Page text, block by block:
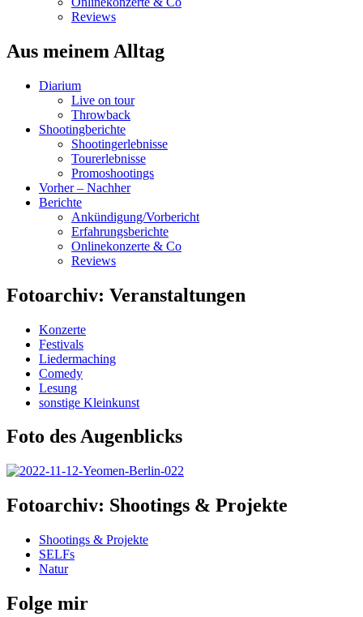
Reviews
Aus meinem Alltag
Diarium
Live on tour
Throwback
Shootingberichte
Shootingerlebnisse
Tourerlebnisse
Promoshootings
Vorher – Nachher
Berichte
Ankündigung/Vorbericht
Erfahrungsberichte
Onlinekonzerte & Co
Reviews
Fotoarchiv: Veranstaltungen
Konzerte
Festivals
Liedermaching
Comedy
Lesung
sonstige Kleinkunst
Foto des Augenblicks
Fotoarchiv: Shootings & Projekte
Shootings & Projekte
SELFs
Natur
Folge mir